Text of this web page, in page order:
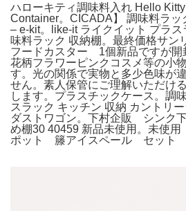
ハローキティ調味料入れ Hello
Container。CICADA】 調味料ラッ
– e-kit。like-it ライクイット プラス
味料ラック 収納棚。最終価格サ
フードカスター 1個新品ですが開
花柄フラワーピンクコスメ等の小
す。光の関係で実物と多少色味が
せん。素人保管にご理解いただけ
します。プラスチックケース。調
スラック キッチン 収納 カントリ
ダストワゴン。下村企販 シンク
め棚30 40459 新品未使用。未使
ポット 籐アイスペール セット